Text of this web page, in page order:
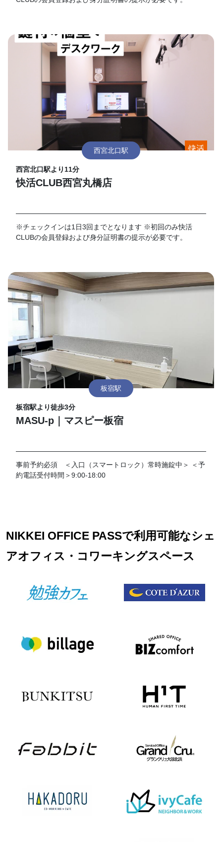
西宮北口駅
西宮北口駅より11分
快活CLUB西宮丸橋店
※チェックインは1日3回までとなります ※初回のみ快活
CLUBの会員登録および身分証明書の提示が必要です。
板宿駅
板宿駅より徒歩3分
MASU-p｜マスピー板宿
事前予約必須 ＜入口（スマートロック）常時施錠中＞ ＜予
約電話受付時間＞9:00-18:00
NIKKEI OFFICE PASSで利用可能なシェ
アオフィス・コワーキングスペース